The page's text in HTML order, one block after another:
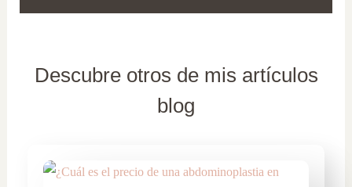
Descubre otros de mis artículos
blog